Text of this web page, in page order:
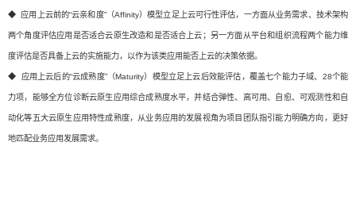
◆ 应用上云前的“云亲和度”（Affinity）模型立足上云可行性评估，一方面从业务需求、技术架构
两个角度评估应用是否适合云原生改造和是否适合上云；另一方面从平台和组织流程两个能力维
度评估是否具备上云的实施能力，以作为该类应用能否上云的决策依据。
◆ 应用上云后的“云成熟度”（Maturity）模型立足上云后效能评估，覆盖七个能力子域、28个能
力项，能够全方位诊断云原生应用综合成熟度水平，并结合弹性、高可用、自愈、可观测性和自
动化等五大云原生应用特性成熟度，从业务应用的发展视角为项目团队指引能力明确方向，更好
地匹配业务应用发展需求。